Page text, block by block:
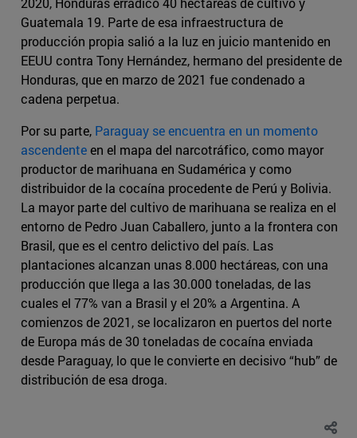
Guatemala 19. Parte de esa infraestructura de
producción propia salió a la luz en juicio mantenido en
EEUU contra Tony Hernández, hermano del presidente de
Honduras, que en marzo de 2021 fue condenado a
cadena perpetua.
Por su parte, Paraguay se encuentra en un momento
ascendenteen el mapa del narcotráfico, como mayor
productor de marihuana en Sudamérica y como
distribuidor de la cocaína procedente de Perú y Bolivia.
La mayor parte del cultivo de marihuana se realiza en el
entorno de Pedro Juan Caballero, junto a la frontera con
Brasil, que es el centro delictivo del país. Las
plantaciones alcanzan unas 8.000 hectáreas, con una
producción que llega a las 30.000 toneladas, de las
cuales el 77% van a Brasil y el 20% a Argentina. A
comienzos de 2021, se localizaron en puertos del norte
de Europa más de 30 toneladas de cocaína enviada
desde Paraguay, lo que le convierte en decisivo “hub” de
distribución de esa droga.